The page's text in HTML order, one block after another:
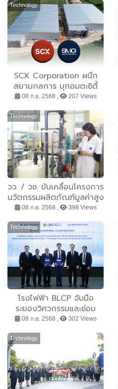
Seminar 2025 5-Axis
Seminar 2025 ให้ความรู้
และยกระดับมาตรฐานการ
ผลิตชิ้นส่วนไทย ด้านภาครัฐ
หนุ่นมาตรการภาษีลงทุน
เทคโนโลยี-เครื่องจักร
Technology
SCX Corporation ผนึก
สยามกลการ บุกอมตะซิตี้
ชลบุรี ร่วมลงทุนกว่า 850
ลบ. ผุดคลังสินค้า 37000
ตร.ม. ชูมาตรฐานอาคารสี
เขียว เสริมพอร์ต
Recurring Income
08 ก.ย. 2568 , 207 Views
Technology
วว. / วช. ขับเคลื่อนโครงการ
นวัตกรรมผลิตภัณฑ์มูลค่าสูง
เพื่อแก้ปัญหา PM2.5 ใน
พื้นที่ภาคเหนืออย่างยั่งยืน
08 ก.ย. 2568 , 398 Views
Technology
โรงไฟฟ้า BLCP จับมือ
ระยองวิศวกรรมและซ่อม
บำรุง (REPCO) ร่วมลงนาม
ความร่วมมือ ในการพัฒนา
เทคโนโลยีดิจิทัลขั้นสูงมาใช้
ในการเดินเครื่องจักรผลิต
ไฟฟ้าด้วยนวัตกรรมใหม่
08 ก.ย. 2568 , 302 Views
Technology